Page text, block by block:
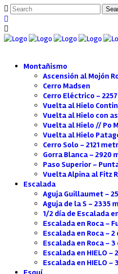
Montañismo
Ascensión al Mojón
Cerro Madsen
Cerro Eléctrico –
Vuelta al Hielo
Vuelta al Hielo con
Vuelta al Hielo // Po
Vuelta al Hielo
Cerro Solo – 2121
Gorra Blanca – 2920
Paso Superior –
Vuelta Alpina al Fitz
Escalada
Aguja Guillaumet –
Aguja de la S – 2335
1/2 día de Escalada
Escalada en Roca –
Escalada en Roca – 2
Escalada en Roca – 3
Escalada en HIELO –
Escalada en HIELO –